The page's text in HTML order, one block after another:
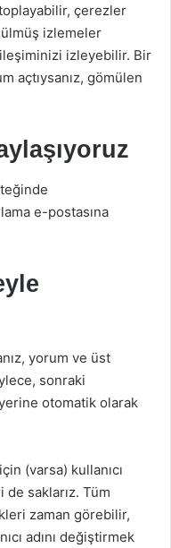
çerezler
izlemeler
izleyebilir. Bir
açtıysanız, gömülen
e-postasına
yorum ve üst
sonraki
yerine otomatik olarak
(varsa) kullanıcı
saklarız. Tüm
zaman görebilir,
adını değiştirmek